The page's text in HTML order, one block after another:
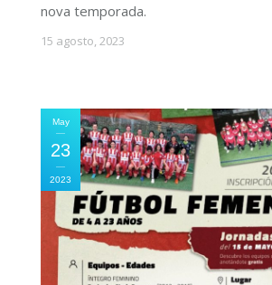
nova temporada.
15 agosto, 2023
May
23
2023